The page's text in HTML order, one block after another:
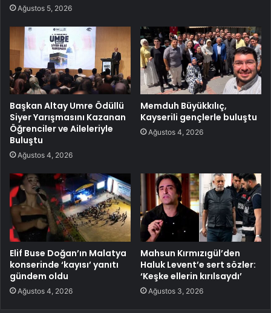
Ağustos 5, 2026
Başkan Altay Umre Ödüllü
Siyer Yarışmasını Kazanan
Öğrenciler ve Aileleriyle
Buluştu
Ağustos 4, 2026
Memduh Büyükkılıç,
Kayserili gençlerle buluştu
Ağustos 4, 2026
Elif Buse Doğan’ın Malatya
konserinde ‘kayısı’ yanıtı
gündem oldu
Ağustos 4, 2026
Mahsun Kırmızıgül’den
Haluk Levent’e sert sözler:
‘Keşke ellerin kırılsaydı’
Ağustos 3, 2026